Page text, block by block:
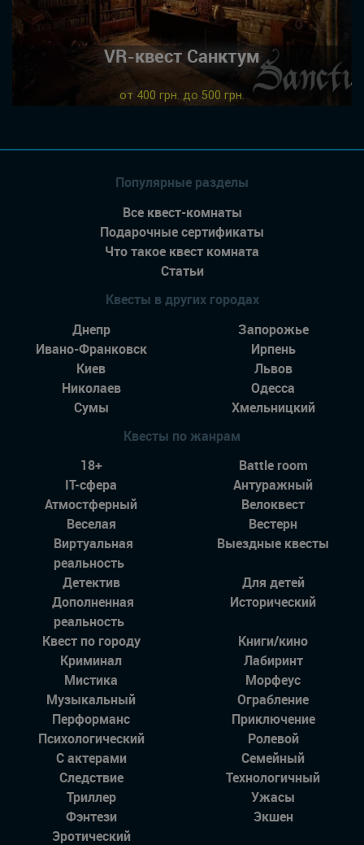
VR-квест Санктум
от 400 грн. до 500 грн.
Популярные разделы
Все квест-комнаты
Подарочные сертификаты
Что такое квест комната
Статьи
Квесты в других городах
Днепр
Запорожье
Ивано-Франковск
Ирпень
Киев
Львов
Николаев
Одесса
Сумы
Хмельницкий
Квесты по жанрам
18+
Battle room
IT-сфера
Антуражный
Атмостферный
Велоквест
Веселая
Вестерн
Виртуальная
реальность
Выездные квесты
Детектив
Для детей
Дополненная
реальность
Исторический
Квест по городу
Книги/кино
Криминал
Лабиринт
Мистика
Морфеус
Музыкальный
Ограбление
Перформанс
Приключение
Психологический
Ролевой
С актерами
Семейный
Следствие
Технологичный
Триллер
Ужасы
Фэнтези
Экшен
Эротический